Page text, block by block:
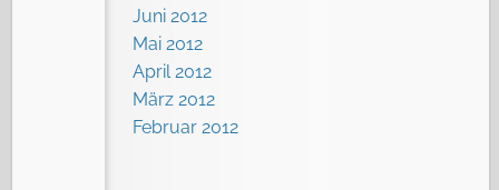
Juni 2012
Mai 2012
April 2012
März 2012
Februar 2012